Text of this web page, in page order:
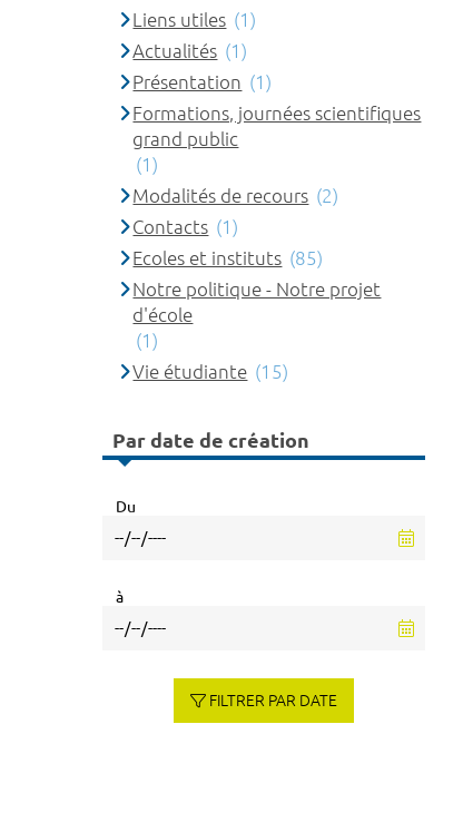
Liens utiles (1)
Actualités (1)
Présentation (1)
Formations, journées scientifiques
grand public
(1)
Modalités de recours (2)
Contacts (1)
Ecoles et instituts (85)
Notre politique - Notre projet
d'école
(1)
Vie étudiante (15)
Par date de création
Du
à
FILTRER PAR DATE